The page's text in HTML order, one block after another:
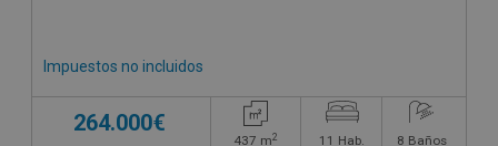
Impuestos no incluidos
264.000€
437 m2 11 Hab. 8 Baños